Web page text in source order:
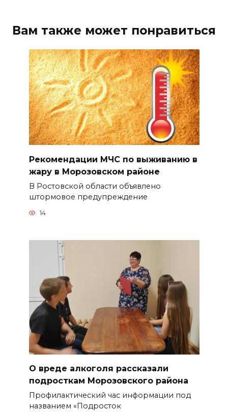
Вам также может понравиться
Рекомендации МЧС по выживанию в
жару в Морозовском районе
В Ростовской области объявлено
штормовое предупреждение
14
О вреде алкоголя рассказали
подросткам Морозовского района
Профилактический час информации под
названием «Подросток